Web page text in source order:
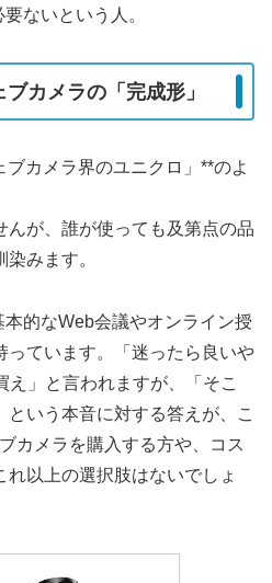
ないという人。
カメラの「完成形」
カメラ界のユニクロ」**のよ
んが、誰が使っても及第点の品
みます。
的なWeb会議やオンライン授
っています。「迷ったら良いや
」と言われますが、「そこ
という本音に対する答えが、こ
カメラを購入する方や、コス
以上の選択肢はないでしょ